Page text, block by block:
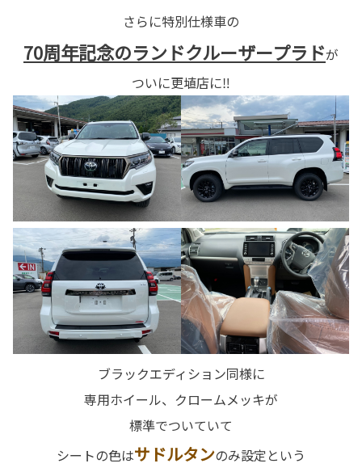
さらに特別仕様車の
70周年記念のランドクルーザープラドが
ついに更埴店に‼
ブラックエディション同様に
専用ホイール、クロームメッキが
標準でついていて
シートの色はサドルタンのみ設定という